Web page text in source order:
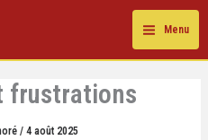
Menu
frustrations
/ 4 août 2025